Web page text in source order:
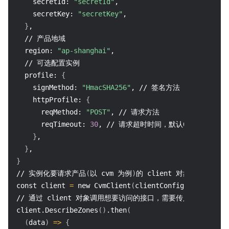
    secretKey:
"secretKey" ,
} ,
  // 产品地域
  region:
"ap-shanghai" ,
  // 可选配置实例
  profile:
{
    signMethod:
"HmacSHA256" , // 签名方法
    httpProfile:
{
      reqMethod:
"POST" , // 请求方法
      reqTimeout:
30, // 请求超时时间，默认60s
} ,
} ,
}
// 实例化要请求产品 ( 以 cvm 为例 )的 client 对象
const client = new CvmClient (clientConfig
// 通过 client 对象调用想要访问的接口，需要传入请求对象以
client.DescribeZones ( ) .then(
(data) => {